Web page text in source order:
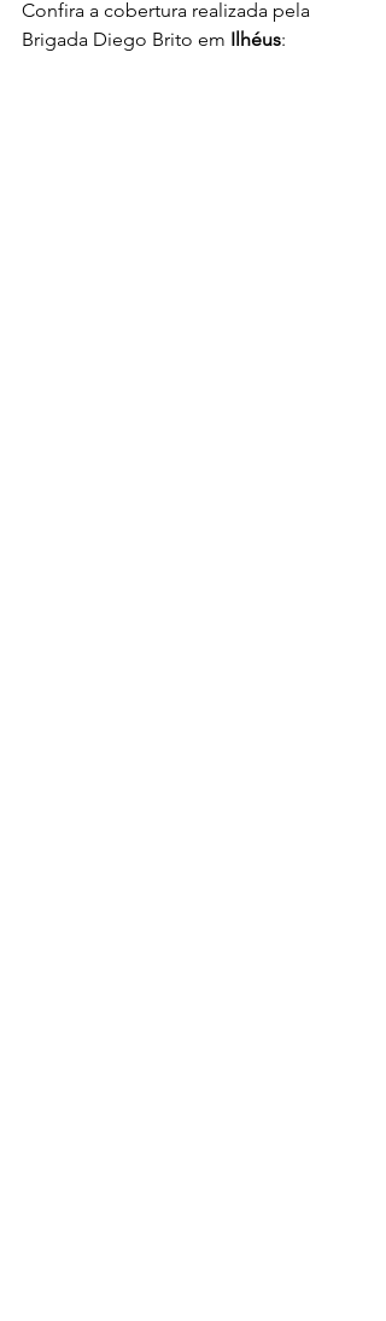
Confira a cobertura realizada pela
Brigada Diego Brito em Ilhéus: